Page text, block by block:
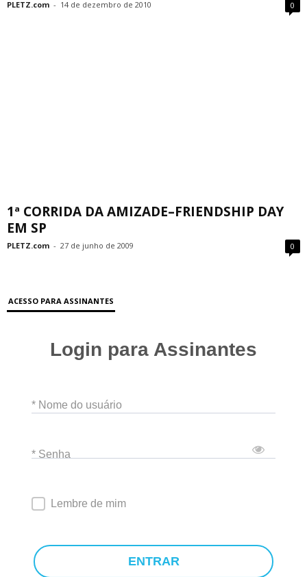
PLETZ.com - 14 de dezembro de 2010 0
1ª CORRIDA DA AMIZADE–FRIENDSHIP DAY
EM SP
PLETZ.com - 27 de junho de 2009 0
ACESSO PARA ASSINANTES
Login para Assinantes
* Nome do usuário
* Senha
Lembre de mim
ENTRAR